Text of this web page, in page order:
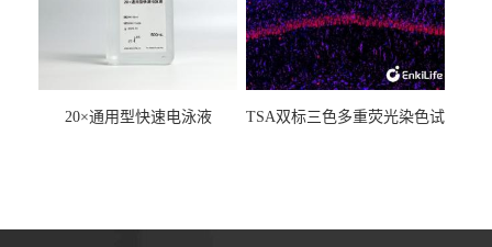
20×通用型快速电泳液
TSA双标三色多重荧光染色试